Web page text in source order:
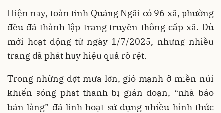
Hiện nay, toàn tỉnh Quảng Ngãi có 96 xã, phường
đều đã thành lập trang truyền thông cấp xã. Dù
mới hoạt động từ ngày 1/7/2025, nhưng nhiều
trang đã phát huy hiệu quả rõ rệt.
Trong những đợt mưa lớn, gió mạnh ở miền núi
khiến sóng phát thanh bị gián đoạn, “nhà báo
bản làng” đã linh hoạt sử dụng nhiều hình thức